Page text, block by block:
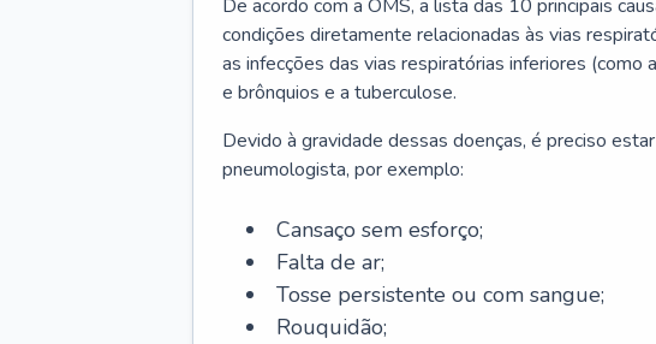
De acordo com a OMS, a lista das 10 principais
condições diretamente relacionadas às vias
as infecções das vias respiratórias inferiores (como
e brônquios e a tuberculose.
Devido à gravidade dessas doenças, é preciso
pneumologista, por exemplo:
Cansaço sem esforço;
Falta de ar;
Tosse persistente ou com sangue;
Rouquidão;